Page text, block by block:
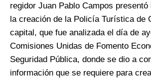
regidor Juan Pablo Campos
la creación de la Policía Turística de
capital, que fue analizada el día de
Comisiones Unidas de Fomento
Seguridad Pública, donde se dio a
información que se requiere para